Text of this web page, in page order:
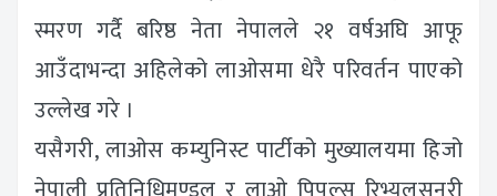
स्मरण गर्दै बरिष्ठ नेता नेपालले २१ वर्षअघि आफू
आउँदाभन्दा अहिलेको लाओसमा धेरै परिवर्तन पाएको
उल्लेख गरे ।
यसैगरी, लाओस कम्युनिस्ट पार्टीको मुख्यालयमा हिजो